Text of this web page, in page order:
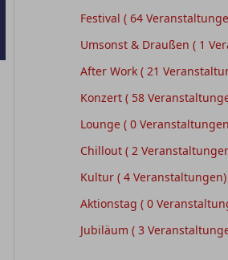
Festival ( 64
Umsonst & Draußen ( 1
After Work ( 21
Konzert ( 58
Lounge ( 0
Chillout ( 2
Kultur ( 4 Veranstaltungen)
Aktionstag ( 0
Jubiläum ( 3